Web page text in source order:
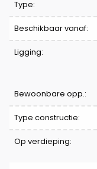
Type:
Beschikbaar vanaf:
Ligging:
Bewoonbare opp.:
Type constructie:
Op verdieping: